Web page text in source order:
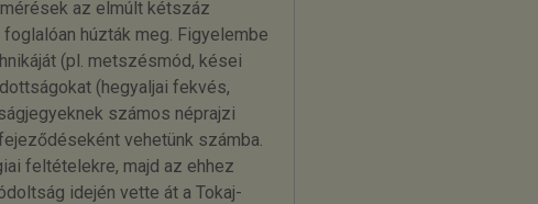
az elmúlt kétszáz
húzták meg. Figyelembe
(pl. metszésmód, kései
(hegyaljai fekvés,
számos néprajzi
vehetünk számba.
feltételekre, majd az ehhez
idején vette át a Tokaj-